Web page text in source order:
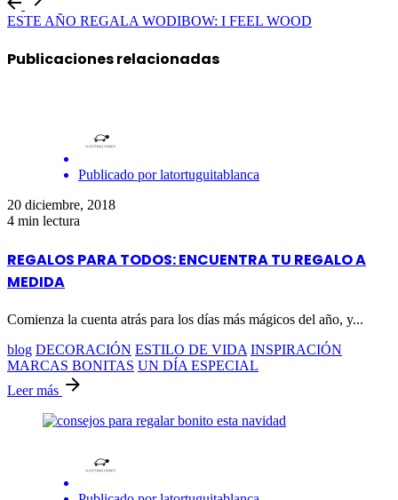
ESTE AÑO REGALA WODIBOW: I FEEL WOOD
Publicaciones relacionadas
Publicado por latortuguitablanca
20 diciembre, 2018
4 min lectura
REGALOS PARA TODOS: ENCUENTRA TU REGALO A
MEDIDA
Comienza la cuenta atrás para los días más mágicos del año, y...
blog DECORACIÓN ESTILO DE VIDA INSPIRACIÓN
MARCAS BONITAS UN DÍA ESPECIAL
Leer más